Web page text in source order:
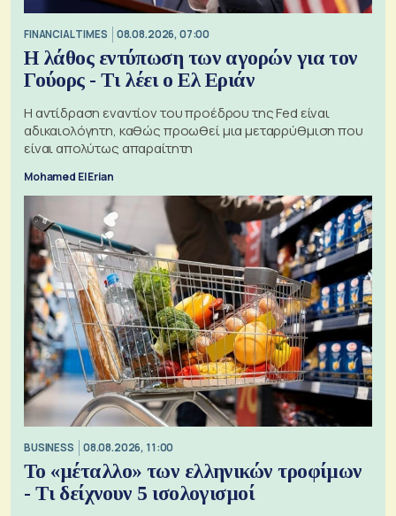
FINANCIAL TIMES 08.08.2026, 07:00
Η λάθος εντύπωση των αγορών για τον
Γούορς - Τι λέει ο Ελ Εριάν
Η αντίδραση εναντίον του προέδρου της Fed είναι
αδικαιολόγητη, καθώς προωθεί μια μεταρρύθμιση που
είναι απολύτως απαραίτητη
Mohamed El Erian
BUSINESS 08.08.2026, 11:00
Το «μέταλλο» των ελληνικών τροφίμων
- Τι δείχνουν 5 ισολογισμοί